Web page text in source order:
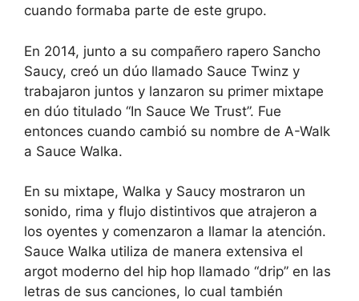
cuando formaba parte de este grupo.
En 2014, junto a su compañero rapero Sancho
Saucy, creó un dúo llamado Sauce Twinz y
trabajaron juntos y lanzaron su primer mixtape
en dúo titulado “In Sauce We Trust”. Fue
entonces cuando cambió su nombre de A-Walk
a Sauce Walka.
En su mixtape, Walka y Saucy mostraron un
sonido, rima y flujo distintivos que atrajeron a
los oyentes y comenzaron a llamar la atención.
Sauce Walka utiliza de manera extensiva el
argot moderno del hip hop llamado “drip” en las
letras de sus canciones, lo cual también